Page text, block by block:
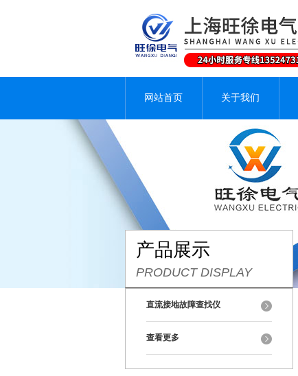
网站首页 关于我们
产品展示
PRODUCT DISPLAY
直流接地故障查找仪
查看更多